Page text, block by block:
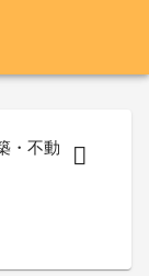
・不動